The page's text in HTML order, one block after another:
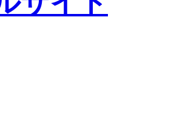
マナー
管理規定
用ガイドライン
ファンサービスについて
治安田J3リーグ2026/27シーズン試